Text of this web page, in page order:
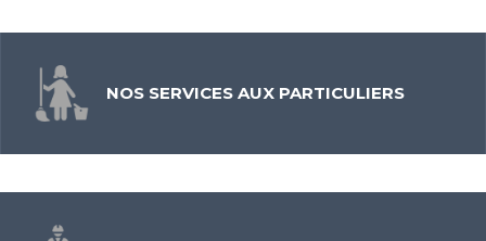
NOS SERVICES AUX PARTICULIERS